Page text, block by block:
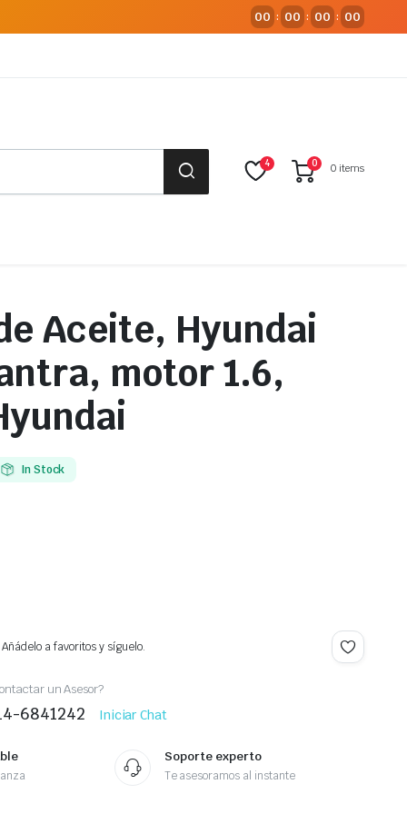
00 : 00 : 00 : 00
4 0 0 items
Aceite, Hyundai
motor 1.6,
In Stock
a favoritos y síguelo.
un Asesor?
6841242 Iniciar Chat
Soporte experto
Te asesoramos al instante